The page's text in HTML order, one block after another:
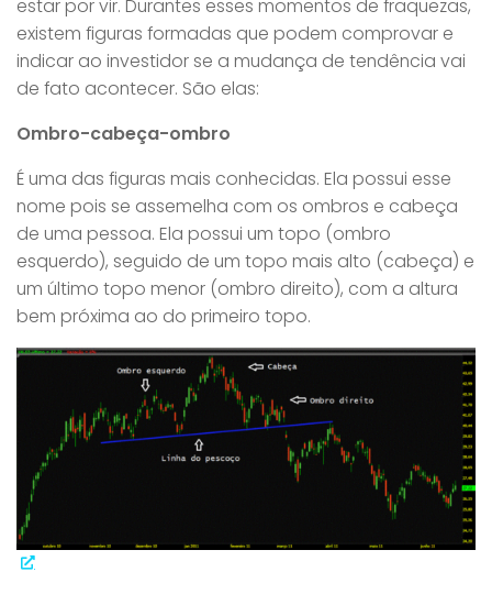
estar por vir. Durantes esses momentos de fraquezas,
existem figuras formadas que podem comprovar e
indicar ao investidor se a mudança de tendência vai
de fato acontecer. São elas:
Ombro-cabeça-ombro
É uma das figuras mais conhecidas. Ela possui esse
nome pois se assemelha com os ombros e cabeça
de uma pessoa. Ela possui um topo (ombro
esquerdo), seguido de um topo mais alto (cabeça) e
um último topo menor (ombro direito), com a altura
bem próxima ao do primeiro topo.